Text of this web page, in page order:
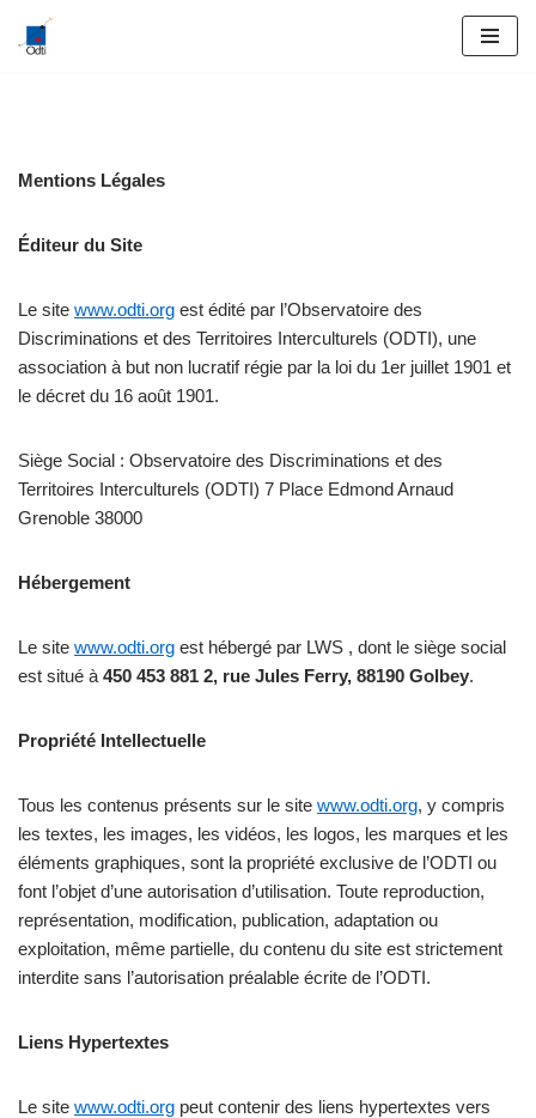
Mentions Légales
Éditeur du Site
Le site www.odti.org est édité par l’Observatoire des
Discriminations et des Territoires Interculturels (ODTI), une
association à but non lucratif régie par la loi du 1er juillet 1901 et
le décret du 16 août 1901.
Siège Social : Observatoire des Discriminations et des
Territoires Interculturels (ODTI) 7 Place Edmond Arnaud
Grenoble 38000
Hébergement
Le site www.odti.org est hébergé par LWS , dont le siège social
est situé à 450 453 881 2, rue Jules Ferry, 88190 Golbey.
Propriété Intellectuelle
Tous les contenus présents sur le site www.odti.org, y compris
les textes, les images, les vidéos, les logos, les marques et les
éléments graphiques, sont la propriété exclusive de l’ODTI ou
font l’objet d’une autorisation d’utilisation. Toute reproduction,
représentation, modification, publication, adaptation ou
exploitation, même partielle, du contenu du site est strictement
interdite sans l’autorisation préalable écrite de l’ODTI.
Liens Hypertextes
Le site www.odti.org peut contenir des liens hypertextes vers